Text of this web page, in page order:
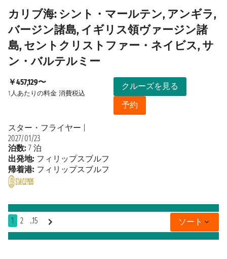
カリブ海: シント・マールテン, アンギラ,
バージン諸島, イギリス領ヴァージン諸
島, セントクリストファー・ネイビス, サ
ン・バルテルミー
￥457,129〜
1人あたりの料金 消費税込
クルーズを見る
予約
スター・フライヤー
2027/01/23
泊数: 7 泊
出発地: フィリップスブルフ
帰着港: フィリップスブルフ
1 2 ..15 ソート